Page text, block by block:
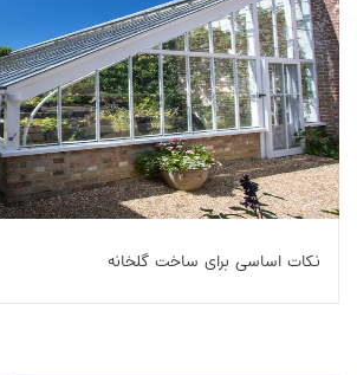
گلخانه بهترین گزینه برای کسانی است که
نکات اساسی برای ساخت گلخانه